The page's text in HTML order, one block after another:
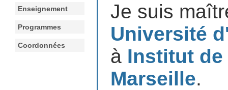
Enseignement
Programmes
Coordonnées
Je suis
Université
à Institut de
Marseille.